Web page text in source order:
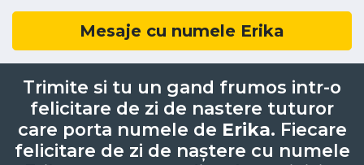
Mesaje cu numele Erika
Trimite si tu un gand frumos intr-o
felicitare de zi de nastere tuturor
care porta numele de Erika. Fiecare
felicitare de zi de naștere cu numele